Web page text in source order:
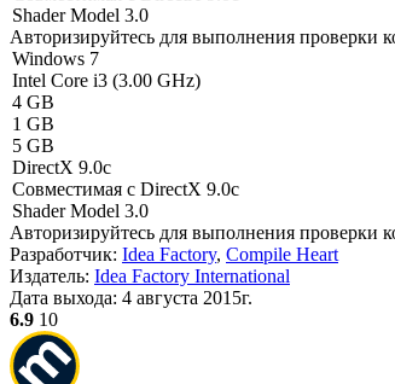
Shader Model 3.0
Авторизируйтесь для выполнения проверки
Windows 7
Intel Core i3 (3.00 GHz)
4 GB
1 GB
5 GB
DirectX 9.0c
Совместимая с DirectX 9.0c
Shader Model 3.0
Авторизируйтесь для выполнения проверки
Разработчик: Idea Factory, Compile Heart
Издатель: Idea Factory International
Дата выхода: 4 августа 2015г.
6.9 10